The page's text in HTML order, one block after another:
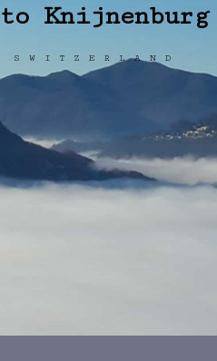
Knijnenburg
SWITZERLAND